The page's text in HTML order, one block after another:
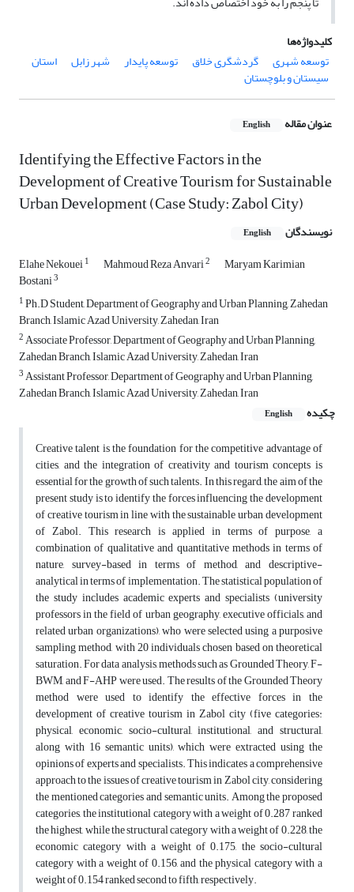
کلیدواژه‌ها
توسعه شهری
گردشگری خلاق توسعه پایدار شهر زابل استان
سیستان و بلوچستان
عنوان مقاله English
Identifying the Effective Factors in the
Development of Creative Tourism for Sustainable
Urban Development (Case Study: Zabol City)
نویسندگان English
Elahe Nekouei1 Mahmoud Reza Anvari2 Maryam Karimian
Bostani3
1Ph.D Student, Department of Geography and Urban Planning, Zahedan
Branch, Islamic Azad University, Zahedan, Iran
2Associate Professor, Department of Geography and Urban Planning,
Zahedan Branch, Islamic Azad University, Zahedan, Iran
3Assistant Professor, Department of Geography and Urban Planning,
Zahedan Branch, Islamic Azad University, Zahedan, Iran
چکیده
English
Creative talent is the foundation for the competitive advantage of
cities, and the integration of creativity and tourism concepts is
essential for the growth of such talents. In this regard, the aim of the
present study is to identify the forces influencing the development
of creative tourism in line with the sustainable urban development
of Zabol. This research is applied in terms of purpose, a
combination of qualitative and quantitative methods in terms of
nature, survey-based in terms of method, and descriptive-
analytical in terms of implementation. The statistical population of
the study includes academic experts and specialists (university
professors in the field of urban geography, executive officials, and
related urban organizations), who were selected using a purposive
sampling method, with 20 individuals chosen based on theoretical
saturation. For data analysis, methods such as Grounded Theory, F-
BWM, and F-AHP were used. The results of the Grounded Theory
method were used to identify the effective forces in the
development of creative tourism in Zabol city (five categories:
physical, economic, socio-cultural, institutional, and structural,
along with 16 semantic units), which were extracted using the
opinions of experts and specialists. This indicates a comprehensive
approach to the issues of creative tourism in Zabol city, considering
the mentioned categories and semantic units. Among the proposed
categories, the institutional category with a weight of 0.287 ranked
the highest, while the structural category with a weight of 0.228, the
economic category with a weight of 0.175, the socio-cultural
category with a weight of 0.156, and the physical category with a
weight of 0.154 ranked second to fifth, respectively.